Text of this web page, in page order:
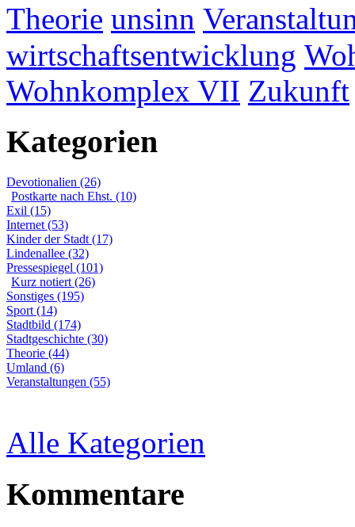
Theorie unsinn
wirtschaftsentwicklung
Wohnkomplex VII Zukunft
Kategorien
Devotionalien (26)
Postkarte nach Ehst. (10)
Exil (15)
Internet (53)
Kinder der Stadt (17)
Lindenallee (32)
Pressespiegel (101)
Kurz notiert (26)
Sonstiges (195)
Sport (14)
Stadtbild (174)
Stadtgeschichte (30)
Theorie (44)
Umland (6)
Veranstaltungen (55)
Alle Kategorien
Kommentare